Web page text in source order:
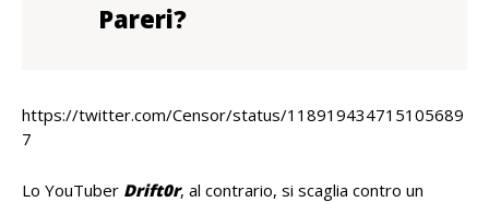
Pareri?
https://twitter.com/Censor/status/118919434715105689
7
Lo YouTuber Drift0r, al contrario, si scaglia contro un